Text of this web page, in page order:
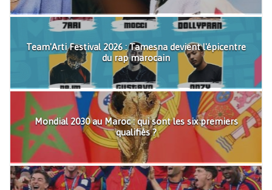
Team'Arti Festival 2026 : Tamesna devient l'épicentre
du rap marocain
Mondial 2030 au Maroc : qui sont les six premiers
qualifiés ?